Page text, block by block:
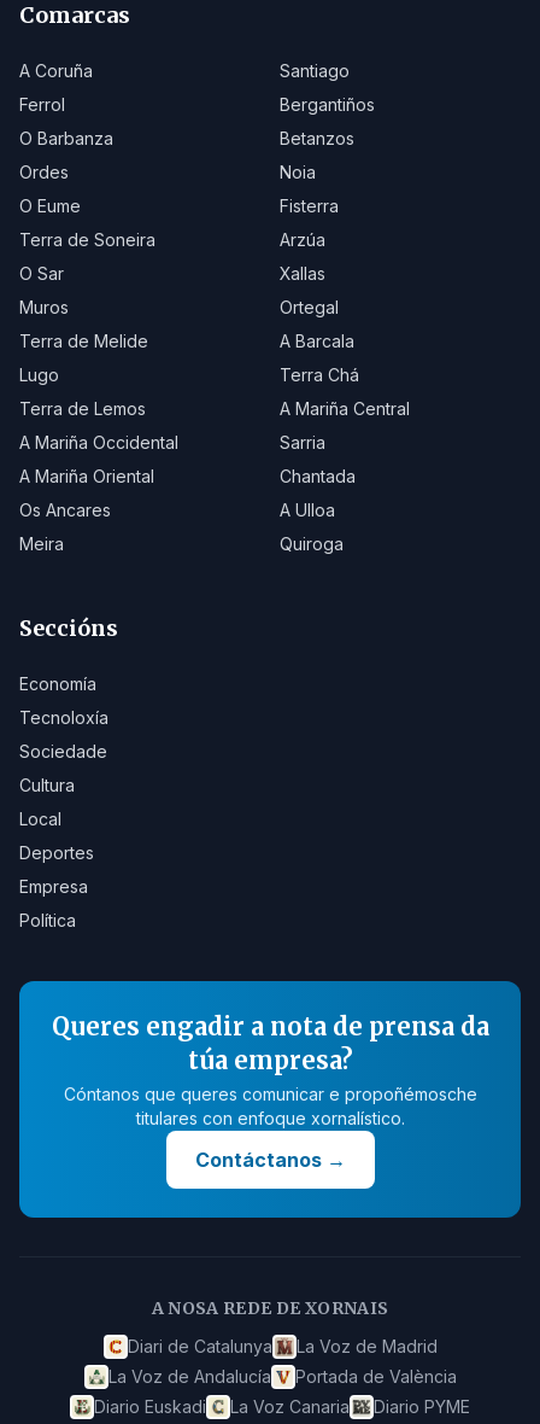
Comarcas
A Coruña
Santiago
Ferrol
Bergantiños
O Barbanza
Betanzos
Ordes
Noia
O Eume
Fisterra
Terra de Soneira
Arzúa
O Sar
Xallas
Muros
Ortegal
Terra de Melide
A Barcala
Lugo
Terra Chá
Terra de Lemos
A Mariña Central
A Mariña Occidental
Sarria
A Mariña Oriental
Chantada
Os Ancares
A Ulloa
Meira
Quiroga
Seccións
Economía
Tecnoloxía
Sociedade
Cultura
Local
Deportes
Empresa
Política
Queres engadir a nota de prensa da
túa empresa?
Cóntanos que queres comunicar e propoñémosche
titulares con enfoque xornalístico.
Contáctanos→
A NOSA REDE DE XORNAIS
Diari de Catalunya
La Voz de Madrid
La Voz de Andalucía
Portada de València
Diario Euskadi
La Voz Canaria Diario PYME